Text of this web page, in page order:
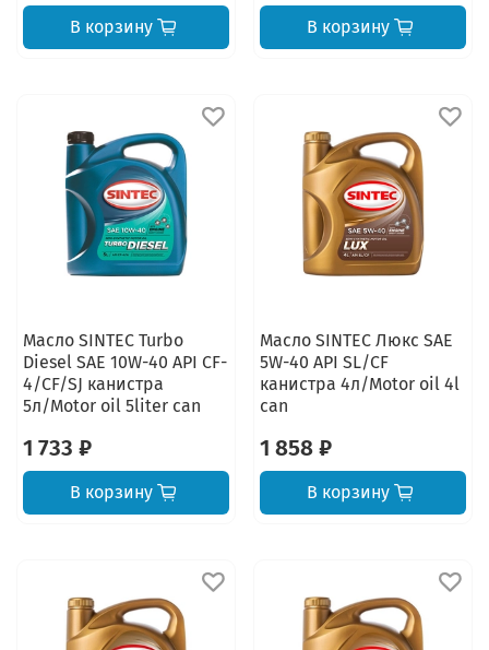
В корзину В корзину
Масло SINTEC Turbo
Diesel SAE 10W-40 API CF-
4/CF/SJ канистра
5л/Motor oil 5liter can
1 733 ₽
В корзину
Масло SINTEC Люкс SAE
5W-40 API SL/CF
канистра 4л/Motor oil 4l
can
1 858 ₽
В корзину